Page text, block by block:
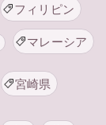
フィリピン
マレーシア
宮崎県